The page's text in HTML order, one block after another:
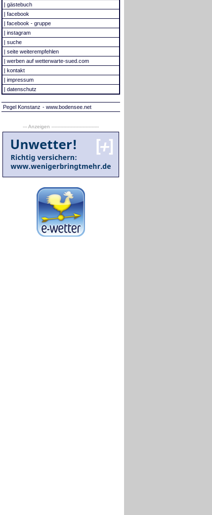
| gästebuch
| facebook
| facebook - gruppe
| instagram
| suche
| seite weiterempfehlen
| werben auf wetterwarte-sued.com
| kontakt
| impressum
| datenschutz
Pegel Konstanz - www.bodensee.net
--- Anzeigen --------------------------------